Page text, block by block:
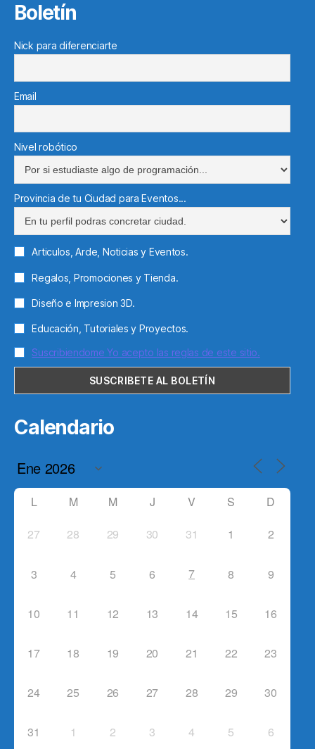
Boletín
Nick para diferenciarte
Email
Nivel robótico
Provincia de tu Ciudad para Eventos...
Articulos, Arde, Noticias y Eventos.
Regalos, Promociones y Tienda.
Diseño e Impresion 3D.
Educación, Tutoriales y Proyectos.
Suscribiendome Yo acepto las reglas de este sitio.
Calendario
L M M J V S D
27 28 29 30 31 1 2
3 4 5 6 7 8 9
10 11 12 13 14 15 16
17 18 19 20 21 22 23
24 25 26 27 28 29 30
31 1 2 3 4 5 6